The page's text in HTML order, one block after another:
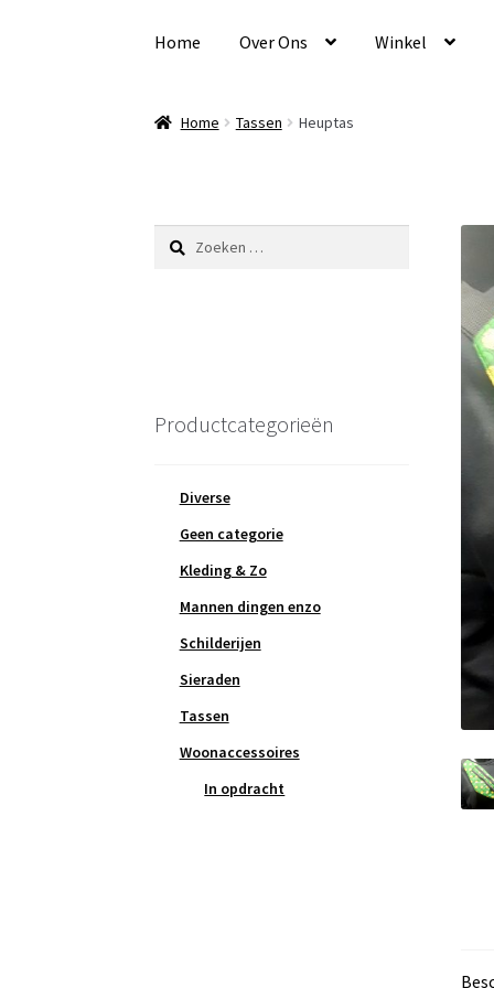
door
naar
Home Over Ons Winkel
Home Tassen Heuptas
Zoeken
naar:
Productcategorieën
Diverse
Geen categorie
Kleding & Zo
Mannen dingen enzo
Schilderijen
Sieraden
Tassen
Woonaccessoires
In opdracht